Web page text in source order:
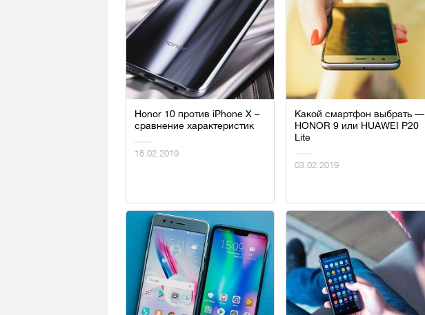
Honor 10 против iPhone Х –
сравнение характеристик
18.02.2019
Какой смартфон выбрать —
HONOR 9 или HUAWEI P20
Lite
03.02.2019